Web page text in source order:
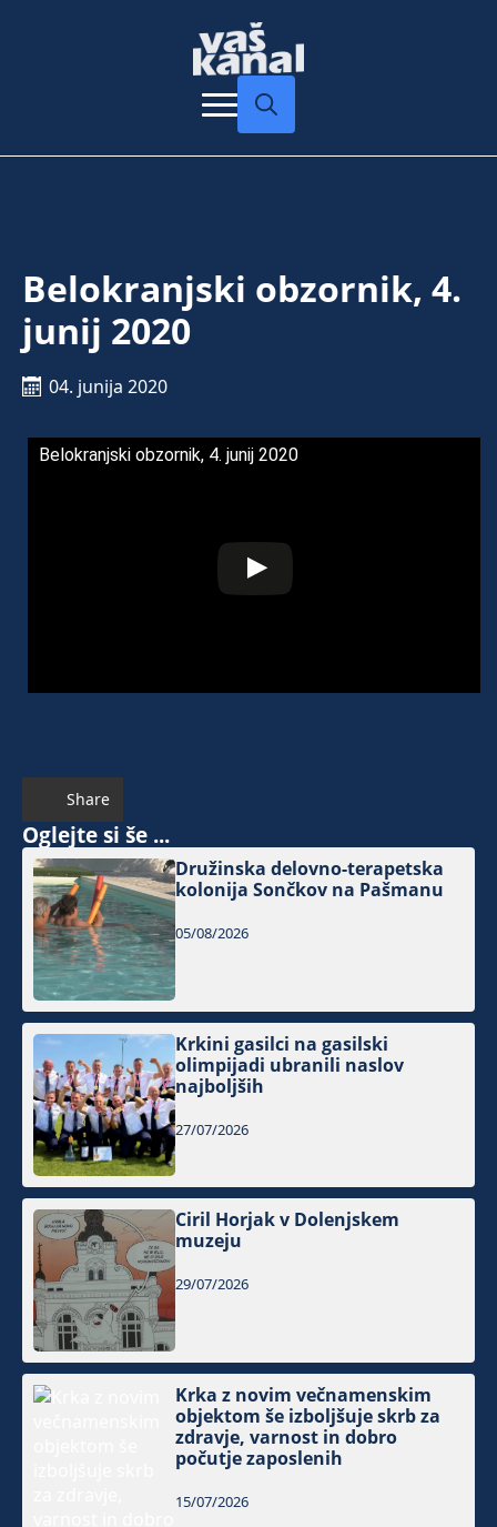
Belokranjski obzornik, 4.
junij 2020
04. junija 2020
Belokranjski obzornik, 4. junij 2020
Share
Oglejte si še ...
Družinska delovno-terapetska
kolonija Sončkov na Pašmanu
05/08/2026
Krkini gasilci na gasilski
olimpijadi ubranili naslov
najboljših
27/07/2026
Ciril Horjak v Dolenjskem
muzeju
29/07/2026
Krka z novim večnamenskim
objektom še izboljšuje skrb za
zdravje, varnost in dobro
počutje zaposlenih
15/07/2026